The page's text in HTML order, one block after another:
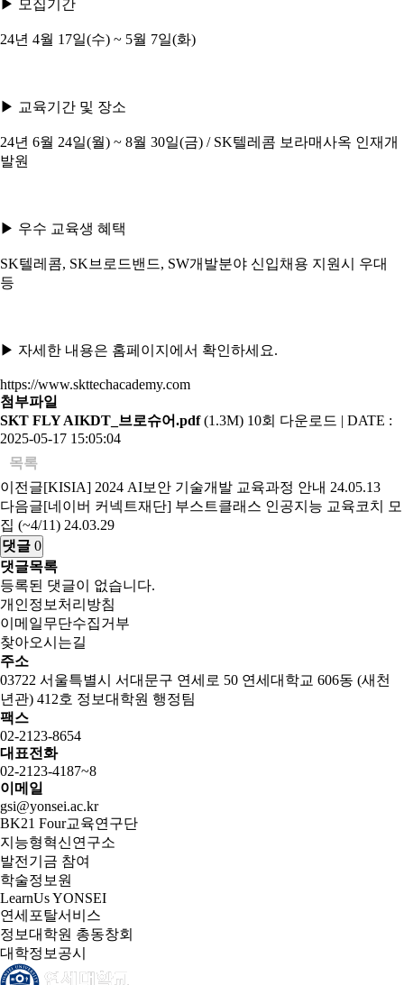
▶ 모집기간
24년 4월 17일(수) ~ 5월 7일(화)
▶ 교육기간 및 장소
24년 6월 24일(월) ~ 8월 30일(금) / SK텔레콤 보라매사옥 인재개
발원
▶ 우수 교육생 혜택
SK텔레콤, SK브로드밴드, SW개발분야 신입채용 지원시 우대
등
▶ 자세한 내용은 홈페이지에서 확인하세요.
https://www.skttechacademy.com
첨부파일
SKT FLY AIKDT_브로슈어.pdf (1.3M) 10회 다운로드 | DATE :
2025-05-17 15:05:04
목록
이전글[KISIA] 2024 AI보안 기술개발 교육과정 안내 24.05.13
다음글[네이버 커넥트재단] 부스트클래스 인공지능 교육코치 모
집 (~4/11) 24.03.29
댓글 0
댓글목록
등록된 댓글이 없습니다.
개인정보처리방침
이메일무단수집거부
찾아오시는길
주소
03722 서울특별시 서대문구 연세로 50 연세대학교 606동 (새천
년관) 412호 정보대학원 행정팀
팩스
02-2123-8654
대표전화
02-2123-4187~8
이메일
gsi@yonsei.ac.kr
BK21 Four교육연구단
지능형혁신연구소
발전기금 참여
학술정보원
LearnUs YONSEI
연세포탈서비스
정보대학원 총동창회
대학정보공시